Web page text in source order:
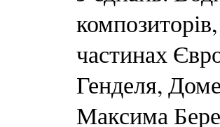
частинах
Генделя,
Максима